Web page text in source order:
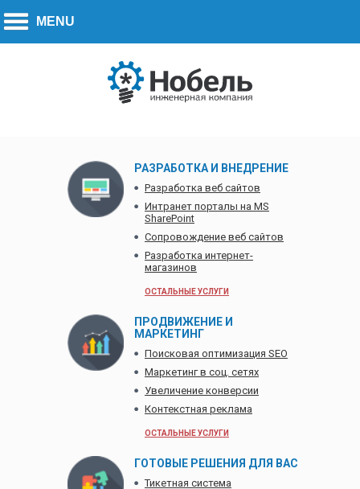
РАЗРАБОТКА И ВНЕДРЕНИЕ
Разработка веб сайтов
Интранет порталы на MS
SharePoint
Сопровождение веб сайтов
Разработка интернет-
магазинов
ОСТАЛЬНЫЕ УСЛУГИ
ПРОДВИЖЕНИЕ И
МАРКЕТИНГ
Поисковая оптимизация SEO
Маркетинг в соц. сетях
Увеличение конверсии
Контекстная реклама
ОСТАЛЬНЫЕ УСЛУГИ
ГОТОВЫЕ РЕШЕНИЯ ДЛЯ ВАС
Тикетная система